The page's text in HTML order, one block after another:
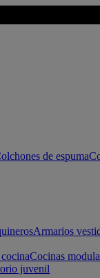
de espuma
Armarios
Cocinas
juvenil